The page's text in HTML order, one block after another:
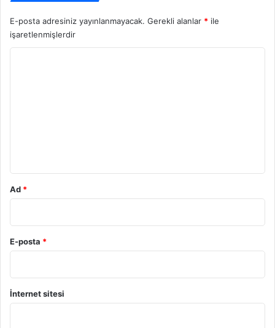
E-posta adresiniz yayınlanmayacak. Gerekli alanlar * ile
işaretlenmişlerdir
Ad *
E-posta *
İnternet sitesi